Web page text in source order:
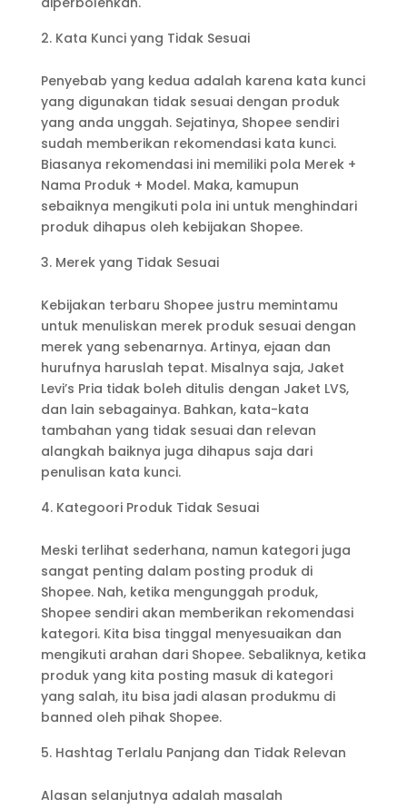
Kata Kunci yang Tidak Sesuai
Penyebab yang kedua adalah karena kata kunci
yang digunakan tidak sesuai dengan produk
yang anda unggah. Sejatinya, Shopee sendiri
sudah memberikan rekomendasi kata kunci.
Biasanya rekomendasi ini memiliki pola Merek +
Nama Produk + Model. Maka, kamupun
sebaiknya mengikuti pola ini untuk menghindari
produk dihapus oleh kebijakan Shopee.
Merek yang Tidak Sesuai
Kebijakan terbaru Shopee justru memintamu
untuk menuliskan merek produk sesuai dengan
merek yang sebenarnya. Artinya, ejaan dan
hurufnya haruslah tepat. Misalnya saja, Jaket
Levi’s Pria tidak boleh ditulis dengan Jaket LVS,
dan lain sebagainya. Bahkan, kata-kata
tambahan yang tidak sesuai dan relevan
alangkah baiknya juga dihapus saja dari
penulisan kata kunci.
Kategoori Produk Tidak Sesuai
Meski terlihat sederhana, namun kategori juga
sangat penting dalam posting produk di
Shopee. Nah, ketika mengunggah produk,
Shopee sendiri akan memberikan rekomendasi
kategori. Kita bisa tinggal menyesuaikan dan
mengikuti arahan dari Shopee. Sebaliknya, ketika
produk yang kita posting masuk di kategori
yang salah, itu bisa jadi alasan produkmu di
banned oleh pihak Shopee.
Hashtag Terlalu Panjang dan Tidak Relevan
Alasan selanjutnya adalah masalah